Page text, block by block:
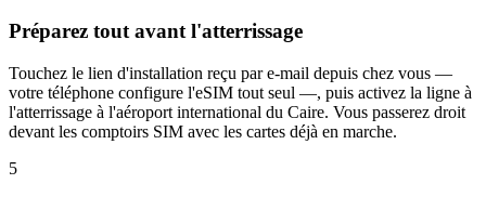
Préparez tout avant l'atterrissage
Touchez le lien d'installation reçu par e-mail depuis chez vous —
votre téléphone configure l'eSIM tout seul —, puis activez la ligne à
l'atterrissage à l'aéroport international du Caire. Vous passerez droit
devant les comptoirs SIM avec les cartes déjà en marche.
5